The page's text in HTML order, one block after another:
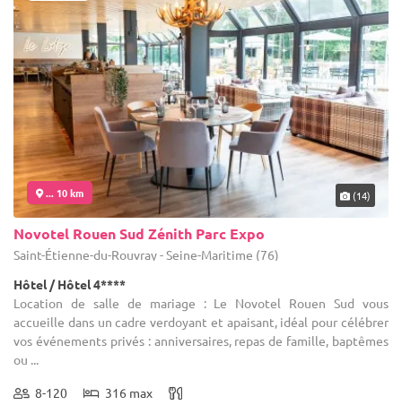
... 10 km (14)
Novotel Rouen Sud Zénith Parc Expo
Saint-Étienne-du-Rouvray - Seine-Maritime (76)
Hôtel / Hôtel 4****
Location de salle de mariage : Le Novotel Rouen Sud vous
accueille dans un cadre verdoyant et apaisant, idéal pour célébrer
vos événements privés : anniversaires, repas de famille, baptêmes
ou ...
8-120 316 max